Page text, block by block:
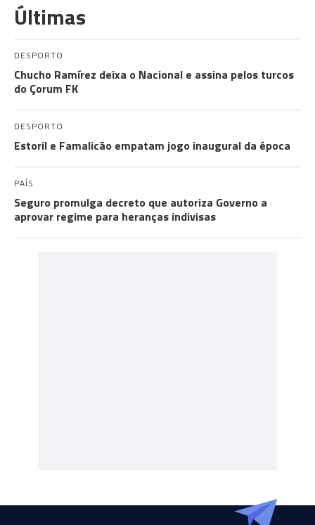
Últimas
DESPORTO
Chucho Ramírez deixa o Nacional e assina pelos turcos
do Çorum FK
DESPORTO
Estoril e Famalicão empatam jogo inaugural da época
PAÍS
Seguro promulga decreto que autoriza Governo a
aprovar regime para heranças indivisas